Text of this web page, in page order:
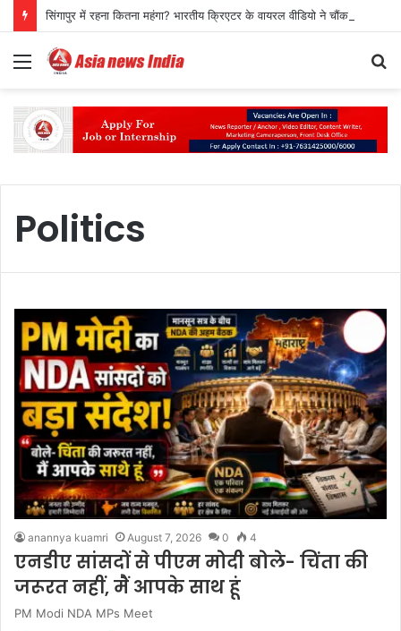
Menu
Politics
anannya kuamri August 7, 2026 0 4
एनडीए सांसदों से पीएम मोदी बोले- चिंता की
जरूरत नहीं, मैं आपके साथ हूं
PM Modi NDA MPs Meet